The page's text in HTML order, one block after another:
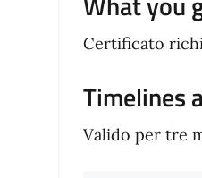
Certificato
Timelines
Valido per tre